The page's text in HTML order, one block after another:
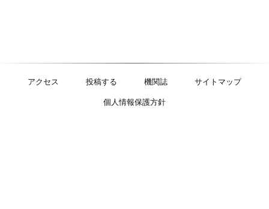
アクセス 投稿する 機関誌 サイトマップ
個人情報保護方針